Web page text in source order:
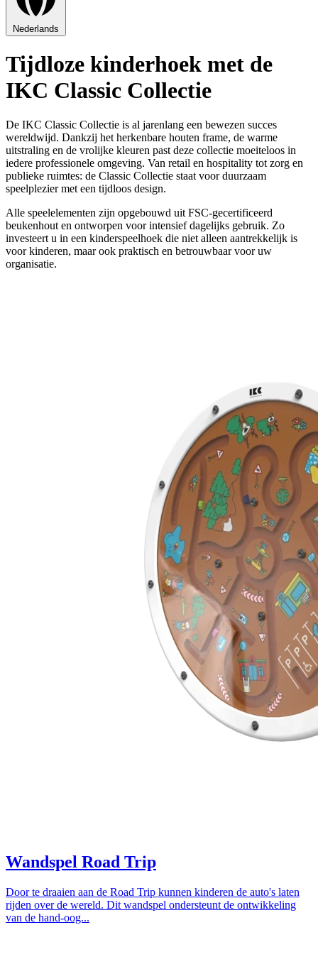
Nederlands
Tijdloze kinderhoek met de
IKC Classic Collectie
De IKC Classic Collectie is al jarenlang een bewezen succes
wereldwijd. Dankzij het herkenbare houten frame, de warme
uitstraling en de vrolijke kleuren past deze collectie moeiteloos in
iedere professionele omgeving. Van retail en hospitality tot zorg en
publieke ruimtes: de Classic Collectie staat voor duurzaam
speelplezier met een tijdloos design.
Alle speelelementen zijn opgebouwd uit FSC-gecertificeerd
beukenhout en ontworpen voor intensief dagelijks gebruik. Zo
investeert u in een kinderspeelhoek die niet alleen aantrekkelijk is
voor kinderen, maar ook praktisch en betrouwbaar voor uw
organisatie.
Wandspel Road Trip
Door te draaien aan de Road Trip kunnen kinderen de auto's laten
rijden over de wereld. Dit wandspel ondersteunt de ontwikkeling
van de hand-oog...